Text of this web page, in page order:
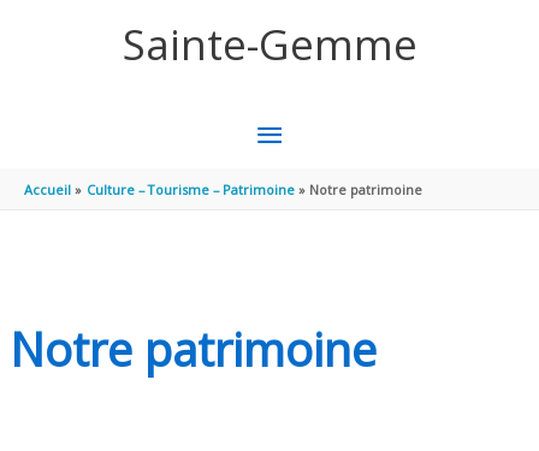
Sainte-Gemme
MENU
PRINCIPAL
Accueil Culture – Tourisme – Patrimoine Notre patrimoine
Notre patrimoine